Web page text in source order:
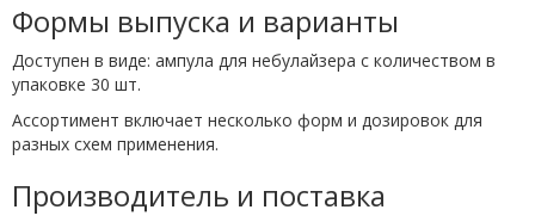
Формы выпуска и варианты
Доступен в виде: ампула для небулайзера с количеством в
упаковке 30 шт.
Ассортимент включает несколько форм и дозировок для
разных схем применения.
Производитель и поставка